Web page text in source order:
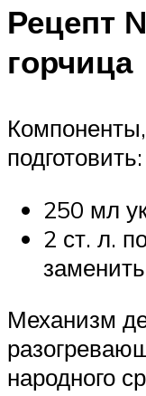
Рецепт
горчица
подготовить:
250 мл
2 ст. л.
Механизм
народного